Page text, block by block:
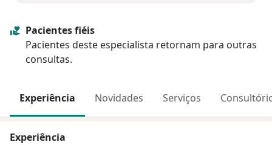
Pacientes fiéis
Pacientes deste especialista retornam para outras
consultas.
Experiência Novidades Serviços
Experiência